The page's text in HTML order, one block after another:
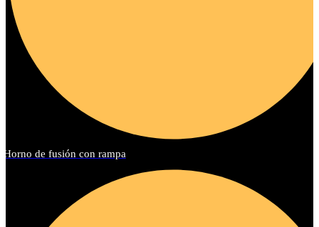
Horno de fusión con rampa